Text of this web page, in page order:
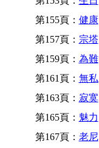
第155頁： 健康
第157頁： 宗塔
第159頁： 為難
第161頁： 無私
第163頁： 寂寞
第165頁： 魅力
第167頁： 老尼